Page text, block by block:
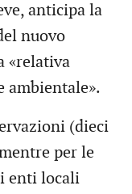
anticipa la
nuovo
«relativa
ambientale».
(dieci
per le
enti locali